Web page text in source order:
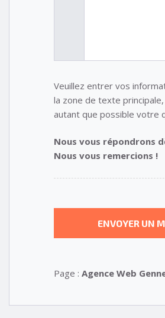
Veuillez entrer vos
la zone de texte
autant que possible votre
Nous vous répondrons
Nous vous remercions !
Page : Agence Web